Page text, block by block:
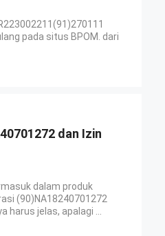
pada situs BPOM. dari
dan Izin
dalam produk
(90)NA18240701272
harus jelas, apalagi ...